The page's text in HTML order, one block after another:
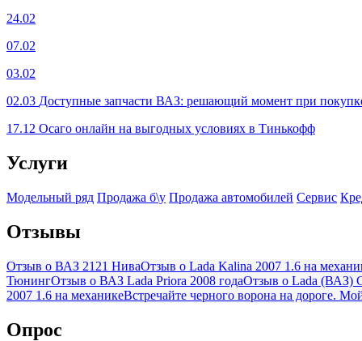
24.02
07.02
03.02
02.03 Доступные запчасти ВАЗ: решающий момент при
17.12 Осаго онлайн на выгодных условиях в Тинькофф
Услуги
Модельный ряд Продажа б\у Продажа автомобилей Сервис
Отзывы
Отзыв о ВАЗ 2121 НиваОтзыв о Lada Kalina 2007 1.6 на
ТюнингОтзыв о ВАЗ Lada Priora 2008 годаОтзыв о Lada (ВАЗ)
2007 1.6 на механикеВстречайте черного ворона на дороге.
Опрос